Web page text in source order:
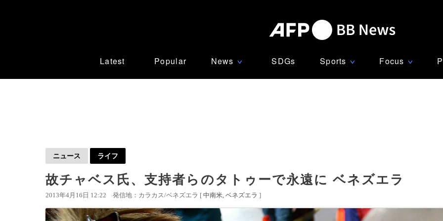
Latest Popular News ∨ SDGs Sports ∨ Focus ∨
ニュース ライフ
故チャベス氏、支持者らのタトゥーで永遠に ベネズエラ
2013年4月16日 12:22 発信地：カラカス/ベネズエラ [ 中南米 ベネズエラ ]